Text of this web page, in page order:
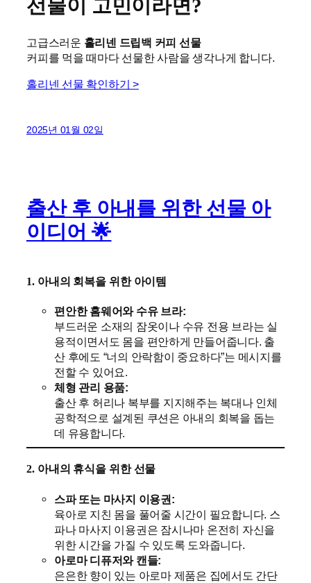
선물이 고민이라면?
고급스러운 홀리넨 드립백 커피 선물
커피를 먹을 때마다 선물한 사람을 생각나게 합니다.
홀리넨 선물 확인하기 >
2025년 01월 02일
출산 후 아내를 위한 선물 아
이디어 🌟
1. 아내의 회복을 위한 아이템
편안한 홈웨어와 수유 브라:
부드러운 소재의 잠옷이나 수유 전용 브라는 실
용적이면서도 몸을 편안하게 만들어줍니다. 출
산 후에도 “너의 안락함이 중요하다”는 메시지를
전할 수 있어요.
체형 관리 용품:
출산 후 허리나 복부를 지지해주는 복대나 인체
공학적으로 설계된 쿠션은 아내의 회복을 돕는
데 유용합니다.
2. 아내의 휴식을 위한 선물
스파 또는 마사지 이용권:
육아로 지친 몸을 풀어줄 시간이 필요합니다. 스
파나 마사지 이용권은 잠시나마 온전히 자신을
위한 시간을 가질 수 있도록 도와줍니다.
아로마 디퓨저와 캔들:
은은한 향이 있는 아로마 제품은 집에서도 간단